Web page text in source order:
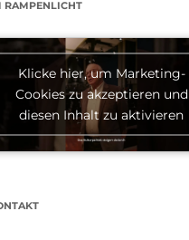
RAMPENLICHT
Klicke hier, um Marketing-
Cookies zu akzeptieren und
diesen Inhalt zu aktivieren